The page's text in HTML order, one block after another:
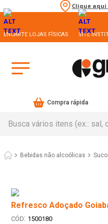
Clique aqui
ENCARTE LOJAS FÍSICAS SITE
Compra rápida
Bebidas não alcoólicas
Refresco Adoçado
: 1500180